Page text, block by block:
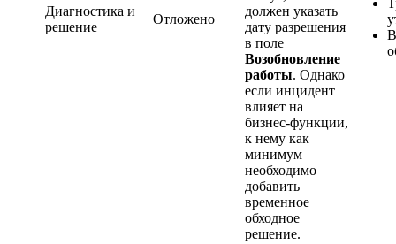
Диагностика и
решение
Отложено
должен указать
дату разрешения
в поле
Возобновление
работы. Однако
если инцидент
влияет на
бизнес-функции,
к нему как
минимум
необходимо
добавить
временное
обходное
решение.